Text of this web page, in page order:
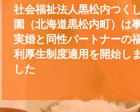
社会福祉法人黒松内つく
園（北海道黒松内町）は
実婚と同性パートナーの
利厚生制度適用を開始しま
した